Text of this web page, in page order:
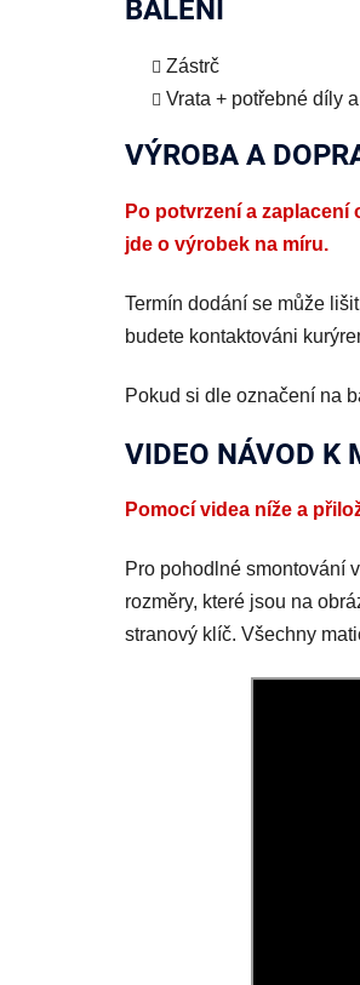
BALENÍ
Zástrč
Vrata + potřebné díly
VÝROBA A
Po potvrzení a
jde o výrobek na míru.
Termín dodání se může
budete kontaktováni
Pokud si dle označení na
VIDEO NÁVOD K
Pomocí videa níže a
Pro pohodlné smontování
rozměry, které jsou na
stranový klíč. Všechny